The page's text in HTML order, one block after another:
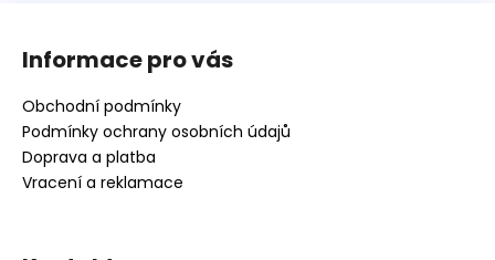
r
Informace pro vás
Obchodní podmínky
Podmínky ochrany osobních údajů
Doprava a platba
Vracení a reklamace